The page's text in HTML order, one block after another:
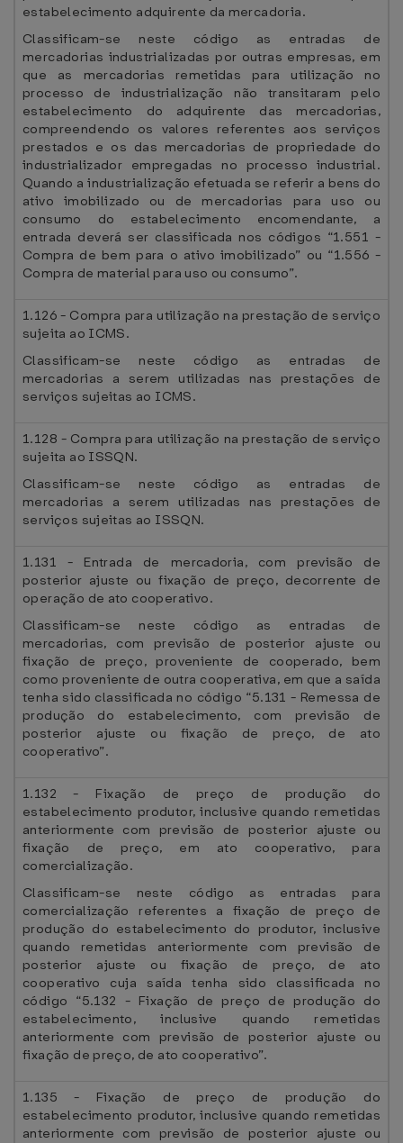
estabelecimento adquirente da mercadoria.
Classificam-se neste código as entradas de
mercadorias industrializadas por outras empresas, em
que as mercadorias remetidas para utilização no
processo de industrialização não transitaram pelo
estabelecimento do adquirente das mercadorias,
compreendendo os valores referentes aos serviços
prestados e os das mercadorias de propriedade do
industrializador empregadas no processo industrial.
Quando a industrialização efetuada se referir a bens do
ativo imobilizado ou de mercadorias para uso ou
consumo do estabelecimento encomendante, a
entrada deverá ser classificada nos códigos “1.551 -
Compra de bem para o ativo imobilizado” ou “1.556 -
Compra de material para uso ou consumo”.
1.126 - Compra para utilização na prestação de serviço
sujeita ao ICMS.
Classificam-se neste código as entradas de
mercadorias a serem utilizadas nas prestações de
serviços sujeitas ao ICMS.
1.128 - Compra para utilização na prestação de serviço
sujeita ao ISSQN.
Classificam-se neste código as entradas de
mercadorias a serem utilizadas nas prestações de
serviços sujeitas ao ISSQN.
1.131 - Entrada de mercadoria, com previsão de
posterior ajuste ou fixação de preço, decorrente de
operação de ato cooperativo.
Classificam-se neste código as entradas de
mercadorias, com previsão de posterior ajuste ou
fixação de preço, proveniente de cooperado, bem
como proveniente de outra cooperativa, em que a saída
tenha sido classificada no código “5.131 - Remessa de
produção do estabelecimento, com previsão de
posterior ajuste ou fixação de preço, de ato
cooperativo”.
1.132 - Fixação de preço de produção do
estabelecimento produtor, inclusive quando remetidas
anteriormente com previsão de posterior ajuste ou
fixação de preço, em ato cooperativo, para
comercialização.
Classificam-se neste código as entradas para
comercialização referentes a fixação de preço de
produção do estabelecimento do produtor, inclusive
quando remetidas anteriormente com previsão de
posterior ajuste ou fixação de preço, de ato
cooperativo cuja saída tenha sido classificada no
código “5.132 - Fixação de preço de produção do
estabelecimento, inclusive quando remetidas
anteriormente com previsão de posterior ajuste ou
fixação de preço, de ato cooperativo”.
1.135 - Fixação de preço de produção do
estabelecimento produtor, inclusive quando remetidas
anteriormente com previsão de posterior ajuste ou